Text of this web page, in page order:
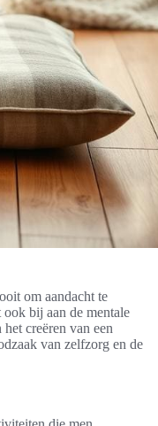
om aandacht te
ook bij aan de mentale
creëren van een
van zelfzorg en de